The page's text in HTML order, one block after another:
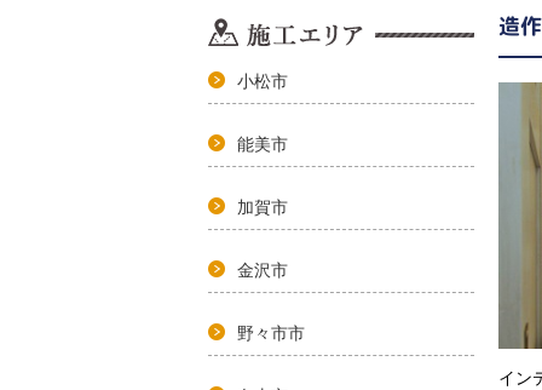
小松市
能美市
加賀市
金沢市
野々市市
造
イン